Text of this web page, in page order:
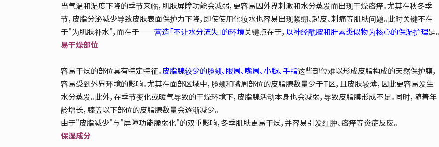
当气温和湿度下降的季节来临，肌肤屏障功能会减弱，更容易因外界刺激和水分蒸发而出现干燥瘙痒。尤其在秋冬季
节，皮脂分泌减少导致皮肤表面保护力下降，即使使用化妆水也容易出现紧绷、起皮、刺痛等肌肤问题。此时关键不在
于"为肌肤补水"，而在于——营造「不让水分流失」的环境关键点在于， 以神经酰胺和肝素类似物为核心的保湿护理是。
易干燥部位
容易干燥的部位具有特定特征。皮脂腺较少的脸颊、眼周、嘴周、小腿、手指这些部位难以形成皮脂构成的天然保护膜，
容易受到外界环境的影响。尤其在面部区域中，脸颊和嘴周部位的皮脂腺数量少于T区，且皮肤较薄，因此更容易发生
水分蒸发。此外，在季节变化或暖气导致的干燥环境下，皮脂腺活动本身也会减弱，导致皮脂膜形成不足。同时，随着年
龄增长，膝盖以下部位的皮脂腺数量会逐渐减少。
由于"皮脂减少"与"屏障功能脆弱化"的双重影响，冬季肌肤更易干燥，并容易引发红肿、瘙痒等炎症反应。
保湿成分